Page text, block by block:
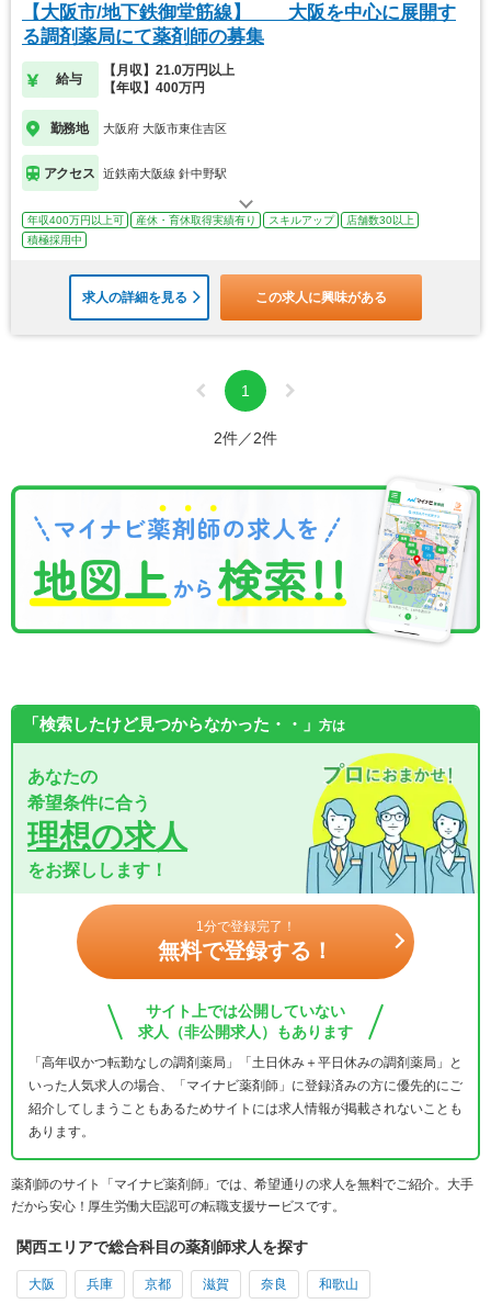
【大阪市/地下鉄御堂筋線】 大阪を中心に展開す
る調剤薬局にて薬剤師の募集
給与
【月収】21.0万円以上
【年収】400万円
勤務地 大阪府 大阪市東住吉区
アクセス 近鉄南大阪線 針中野駅
年収400万円以上可 産休・育休取得実績有り スキルアップ
店舗数30以上
積極採用中
求人の詳細を見る この求人に興味がある
1
2件／2件
「検索したけど見つからなかった・・」 方は
あなたの
希望条件に合う
理想の求人
をお探しします！
1分で登録完了！
無料で登録する！
サイト上では公開していない
求人（非公開求人）もあります
「高年収かつ転勤なしの調剤薬局」「土日休み＋平日休みの調剤薬局」と
いった人気求人の場合、「マイナビ薬剤師」に登録済みの方に優先的にご
紹介してしまうこともあるためサイトには求人情報が掲載されないことも
あります。
薬剤師のサイト「マイナビ薬剤師」では、希望通りの求人を無料でご紹介。大手
だから安心！厚生労働大臣認可の転職支援サービスです。
関西エリアで総合科目の薬剤師求人を探す
大阪 兵庫 京都 滋賀 奈良 和歌山